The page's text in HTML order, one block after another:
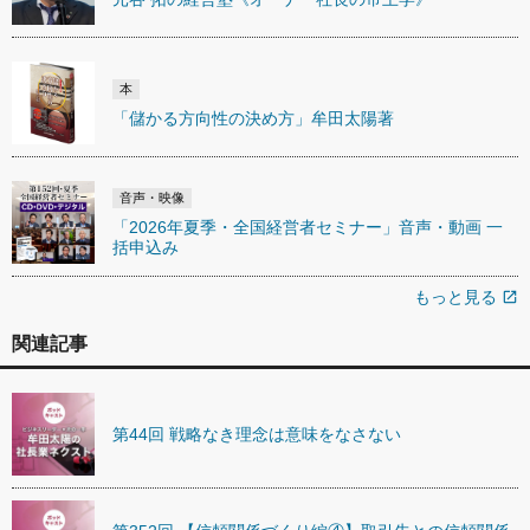
本
「儲かる方向性の決め方」牟田太陽著
音声・映像
「2026年夏季・全国経営者セミナー」音声・動画 一
括申込み
もっと見る open_in_new
関連記事
第44回 戦略なき理念は意味をなさない